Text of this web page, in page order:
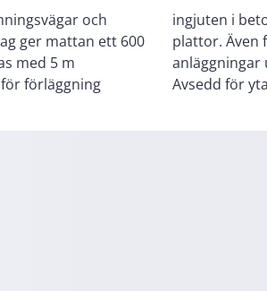
och
ger mattan ett 600
med 5 m
förläggning
under sten eller
i asfalt, vid mindre
anläggningar
Avsedd för